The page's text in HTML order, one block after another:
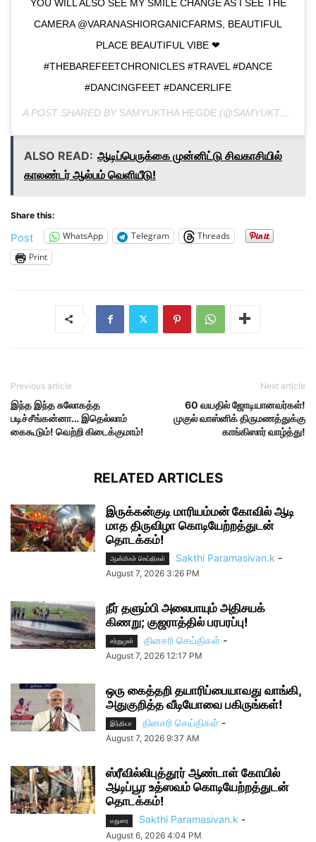
YOU WILL ALSO SEE MY SMILE CHANGE AS I SEE THE
CAMERA @VARANASHIORGANICFARMS, BEAUTIFUL
PLACE BEAUTIFUL VIBE ❤
#THEBAREFEETCHRONICLES #TRAVEL #DANCE
#DANCINGFEET #DANCERLIFE
A POST SHARED BY SAMYUKTHA HEGDE (@SAMYUKTHA_HEGDE) ON
ALSO READ: ஆடிப்பெருக்கை முன்னிட்டு சிவகாசியில்
காலண்டர் ஆல்பம் வெளியீடு!
Share this:
Post WhatsApp Telegram
Threads
Print
Previous article
இந்த இந்த சுலோகத்த
படிச்சீங்கன்னா… இதெல்லாம்
கைகூடும்! வெற்றி கிடைக்குமாம்!
Next article
60 வயதில் ஜோடியானவர்கள்!
முகுல் வாஸ்னிக் திருமணத்துக்கு
காங்கிஸார் வாழ்த்து!
RELATED ARTICLES
இருக்கன்குடி மாரியம்மன் கோவில் ஆடி
மாத திருவிழா கொடியேற்றத்துடன்
தொடக்கம்!
ஆன்மிகச் செய்திகள் Sakthi Paramasivan.k -
August 7, 2026 3:26 PM
நீர் தளும்பி அலைபாயும் அதிசயக்
கிணறு; குஜராத்தில் பரபரப்பு!
சற்றுமுன் தினசரி செய்திகள் -
August 7, 2026 12:17 PM
ஒரு கைத்தறி தயாரிப்பையாவது வாங்கி,
அதுகுறித்த வீடியோவை பகிருங்கள்!
இந்தியா தினசரி செய்திகள் -
August 7, 2026 9:37 AM
ஸ்ரீவில்லிபுத்தூர் ஆண்டாள் கோயில்
ஆடிப்பூர உத்ஸவம் கொடியேற்றத்துடன்
தொடக்கம்!
மதுரை Sakthi Paramasivan.k -
August 6, 2026 4:04 PM